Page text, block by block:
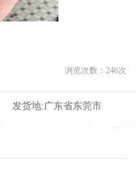
浏览次数： 246次
发货地:广东省东莞市